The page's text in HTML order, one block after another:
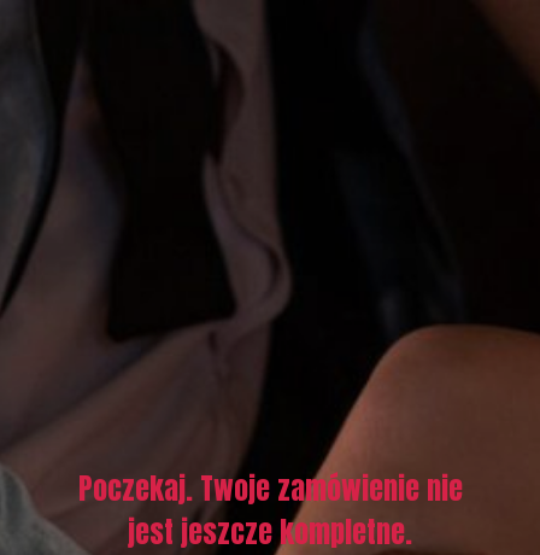
Poczekaj. Twoje zamówienie nie
jest jeszcze kompletne.